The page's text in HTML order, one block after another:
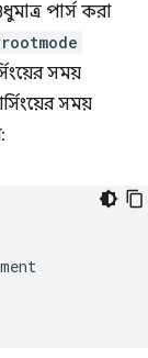
পার্স করা
সময়
সময়